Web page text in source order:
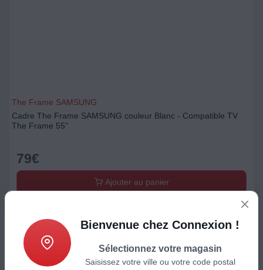
The Frame SAMSUNG
Cadre The Frame SAMSUNG couleur Blanc - Compatible TV
The Frame 55''
79€
Ajouter au panier
Bienvenue chez Connexion !
Sélectionnez votre magasin
Saisissez votre ville ou votre code postal